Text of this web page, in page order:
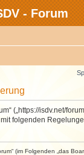
- Forum
(„https://isdv.net/
folgenden
(im Folgenden „das